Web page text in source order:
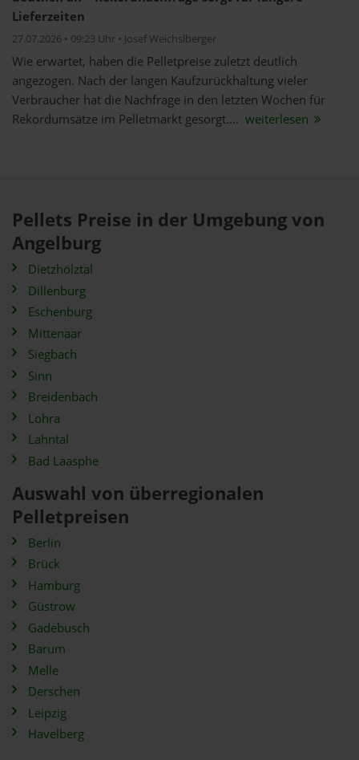
Lieferzeiten
27.07.2026 • 09:23 Uhr • Josef Weichslberger
Wie erwartet, haben die Pelletpreise zuletzt deutlich
angezogen. Nach der langen Kaufzurückhaltung vieler
Verbraucher hat die Nachfrage in den letzten Wochen für
Rekordumsätze im Pelletmarkt gesorgt.... weiterlesen
Pellets Preise in der Umgebung von
Angelburg
Dietzhölztal
Dillenburg
Eschenburg
Mittenaar
Siegbach
Sinn
Breidenbach
Lohra
Lahntal
Bad Laasphe
Auswahl von überregionalen
Pelletpreisen
Berlin
Brück
Hamburg
Güstrow
Gadebusch
Barum
Melle
Derschen
Leipzig
Havelberg